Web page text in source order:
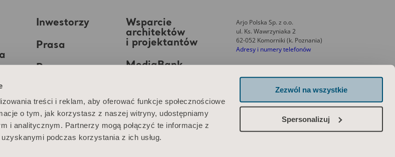
treści i reklam, aby oferować funkcje społecznościowe
o tym, jak korzystasz z naszej witryny, udostępniamy
i analitycznym. Partnerzy mogą połączyć te informacje z
podczas korzystania z ich usług.
Zezwól na wszystkie
Spersonalizuj
Inwestorzy
Prasa
Praca
Wsparcie
architektów
i projektantów
MediaBank
Arjo Polska Sp. z o.o.
ul. Ks. Wawrzyniaka 2
62-052 Komorniki (k. Poznania)
Adresy i numery telefonów